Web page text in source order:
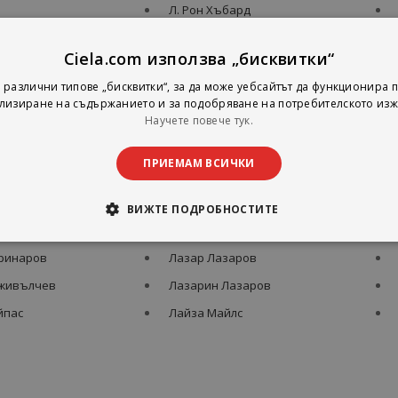
Л. Рон Хъбард
Л. Халачева
Л. Цанкова и др.
Л.Дончева
Л.Франк Баум
Лаврентий Берия
Лазар Лазаров
Лазарин Лазаров
Лайза Майлс
Ciela.com използва „бисквитки“
типове „бисквитки“, за да може уебсайтът да функционира
на съдържанието и за подобряване на потребителското
Научете повече тук.
ПРИЕМАМ ВСИЧКИ
ВИЖТЕ ПОДРОБНОСТИТЕ